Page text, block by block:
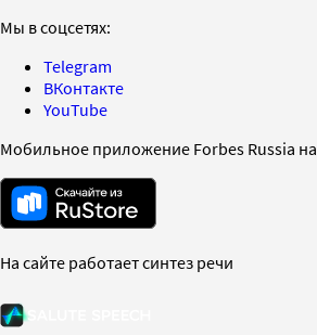
Мы в соцсетях:
Telegram
ВКонтакте
YouTube
Мобильное приложение Forbes Russia
На сайте работает синтез речи